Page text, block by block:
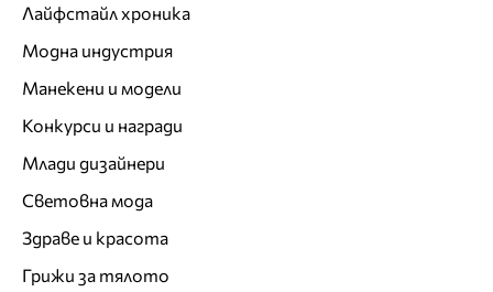
Лайфстайл хроника
Модна индустрия
Манекени и модели
Конкурси и награди
Млади дизайнери
Световна мода
Здраве и красота
Грижи за тялото